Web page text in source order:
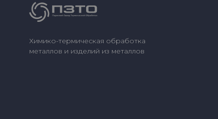
Химико-термическая обработка
металлов и изделий из металлов